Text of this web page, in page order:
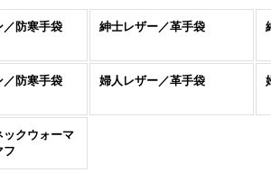
／防寒手袋 紳士レザー／革手袋
／防寒手袋 婦人レザー／革手袋
ックウォーマ
フ